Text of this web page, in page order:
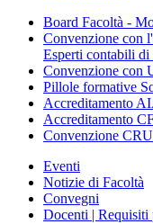
Board Facoltà -
Convenzione con
Esperti contabili
Convenzione con
Pillole formative
Accreditamento
Accreditamento
Convenzione
Eventi
Notizie di Facoltà
Convegni
Docenti | Requisiti